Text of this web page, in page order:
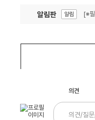
알림판 알림 [※
의견